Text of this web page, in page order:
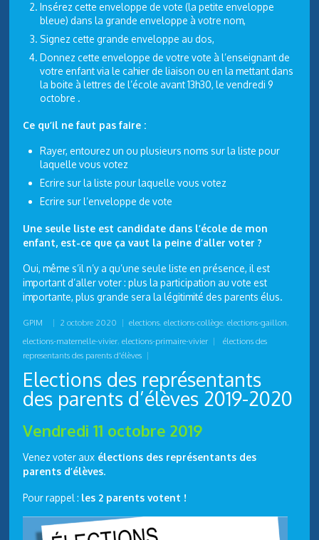
Insérez cette enveloppe de vote (la petite enveloppe
bleue) dans la grande enveloppe à votre nom,
Signez cette grande enveloppe au dos,
Donnez cette enveloppe de votre vote à l’enseignant de
votre enfant via le cahier de liaison ou en la mettant dans
la boite à lettres de l’école avant 13h30, le vendredi 9
octobre .
Ce qu’il ne faut pas faire :
Rayer, entourez un ou plusieurs noms sur la liste pour
laquelle vous votez
Ecrire sur la liste pour laquelle vous votez
Ecrire sur l’enveloppe de vote
Une seule liste est candidate dans l’école de mon
enfant, est-ce que ça vaut la peine d’aller voter ?
Oui, même s’il n’y a qu’une seule liste en présence, il est
important d’aller voter : plus la participation au vote est
importante, plus grande sera la légitimité des parents élus.
GPIM | 2 octobre 2020 | elections,elections-collège,elections-gaillon,
elections-maternelle-vivier,elections-primaire-vivier |
élections des
representants des parents d'élèves |
Elections des représentants
des parents d’élèves 2019-2020
Vendredi 11 octobre 2019
Venez voter aux élections des représentants des
parents d’élèves.
Pour rappel : les 2 parents votent !